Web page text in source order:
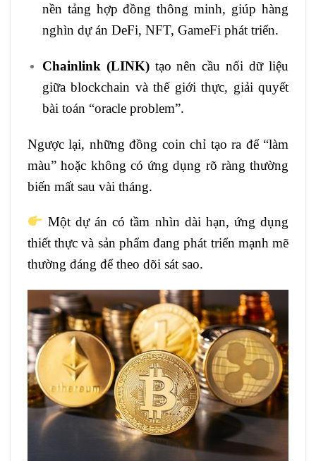
nền tảng hợp đồng thông minh, giúp hàng
nghìn dự án DeFi, NFT, GameFi phát triển.
Chainlink (LINK)tạo nên cầu nối dữ liệu
giữa blockchain và thế giới thực, giải quyết
bài toán “oracle problem”.
Ngược lại, những đồng coin chỉ tạo ra để “làm
màu” hoặc không có ứng dụng rõ ràng thường
biến mất sau vài tháng.
Một dự án có tầm nhìn dài hạn, ứng dụng
thiết thực và sản phẩm đang phát triển mạnh mẽ
thường đáng để theo dõi sát sao.